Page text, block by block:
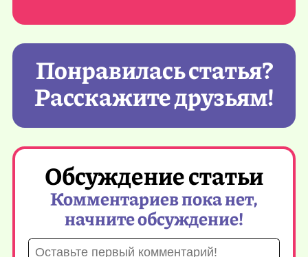
Понравилась статья?
Расскажите друзьям!
Обсуждение статьи
Комментариев пока нет,
начните обсуждение!